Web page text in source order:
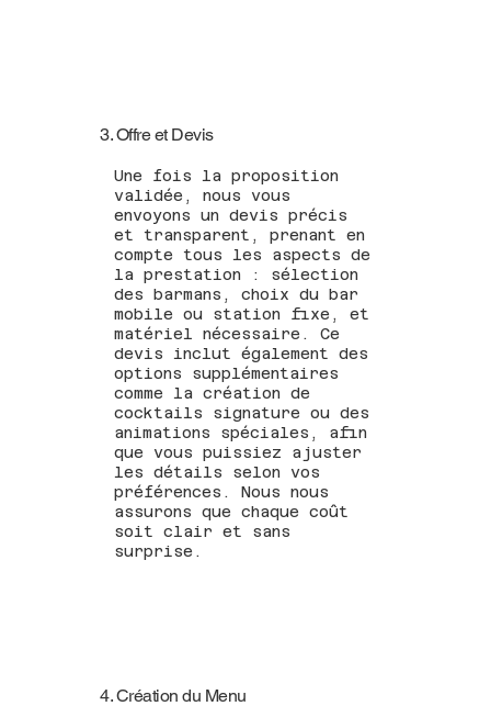
3. Offre et Devis
Une fois la proposition
validée, nous vous
envoyons un devis précis
et transparent, prenant en
compte tous les aspects de
la prestation : sélection
des barmans, choix du bar
mobile ou station fixe, et
matériel nécessaire. Ce
devis inclut également des
options supplémentaires
comme la création de
cocktails signature ou des
animations spéciales, afin
que vous puissiez ajuster
les détails selon vos
préférences. Nous nous
assurons que chaque coût
soit clair et sans
surprise.
4. Création du Menu